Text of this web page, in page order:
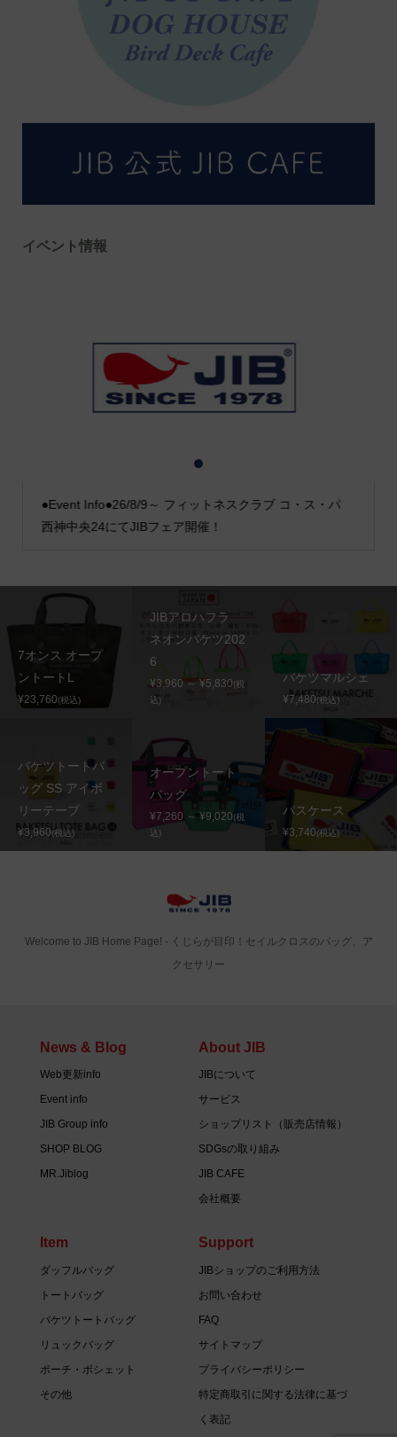
イベント情報
●Event Info●26/8/9～ フィットネスクラブ コ・ス・パ
西神中央24にてJIBフェア開催！
2
7オンス オープ
ントートL
¥23,760(税込)
JIBアロハフラ
ネオンバケツ202
6
¥3,960 ～ ¥5,830(税
込)
バケツマルシェ
¥7,480(税込)
バケツトートバ
ッグ SS アイボ
リーテープ
¥3,960(税込)
オープントート
バッグ
¥7,260 ～ ¥9,020(税
込)
パスケース
¥3,740(税込)
Welcome to JIB Home Page! ‐ くじらが目印！セイルクロスのバッグ、ア
クセサリー
News & Blog
Web更新info
Event info
JIB Group info
SHOP BLOG
MR.Jiblog
About JIB
JIBについて
サービス
ショップリスト（販売店情報）
SDGsの取り組み
JIB CAFE
会社概要
Item
ダッフルバッグ
トートバッグ
バケツトートバッグ
リュックバッグ
ポーチ・ポシェット
その他
Support
JIBショップのご利用方法
お問い合わせ
FAQ
サイトマップ
プライバシーポリシー
特定商取引に関する法律に基づ
く表記